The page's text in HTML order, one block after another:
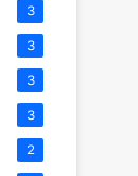
3
3
3
3
2